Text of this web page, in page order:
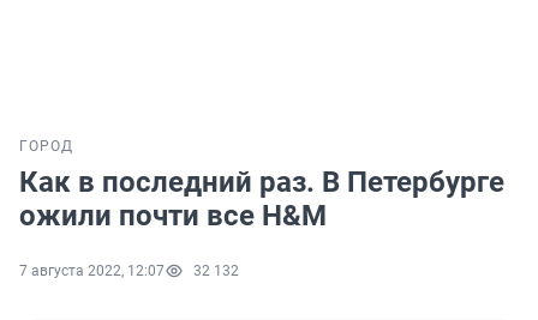
ГОРОД
Как в последний раз. В Петербурге
ожили почти все H&M
7 августа 2022, 12:07 32 132